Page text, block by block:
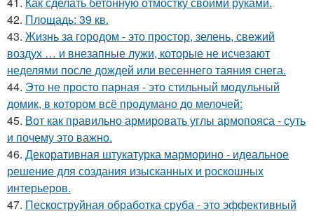
42. Площадь: 39 кв.
43. Жизнь за городом - это простор, зелень, свежий
воздух … и внезапные лужи, которые не исчезают
неделями после дождей или весеннего таяния снега.
44. Это не просто парная - это стильный модульный
домик, в котором всё продумано до мелочей:
45. Вот как правильно армировать углы армопояса - суть
и почему это важно.
46. Декоративная штукатурка марморино - идеальное
решение для создания изысканных и роскошных
интерьеров.
47. Пескоструйная обработка сруба - это эффективный